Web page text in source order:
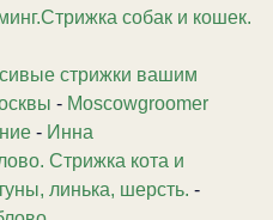
собак и кошек.
стрижки вашим
- Moscowgroomer
- Инна
Стрижка кота и
линька, шерсть. -